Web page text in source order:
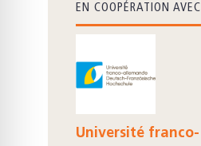
EN COOPÉRATION AVEC
Université franco-